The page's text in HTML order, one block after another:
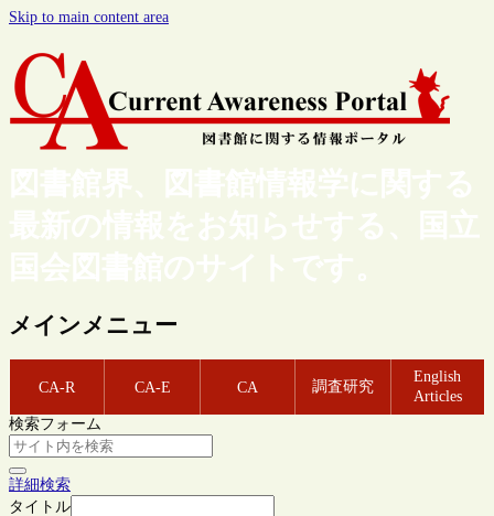
Skip to main content area
図書館界、図書館情報学に関する
最新の情報をお知らせする、国立
国会図書館のサイトです。
メインメニュー
CA-R CA-E CA 調査研究
English
Articles
検索フォーム
詳細検索
タイトル